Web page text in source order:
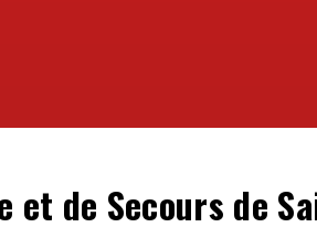
et de Secours de